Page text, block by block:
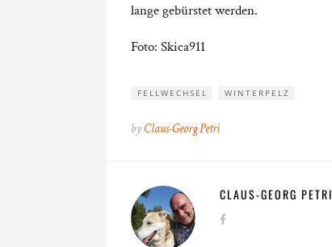
lange gebürstet werden.
Foto: Skica911
FELLWECHSEL WINTERPELZ
byClaus-Georg Petri
CLAUS-GEORG PETRI